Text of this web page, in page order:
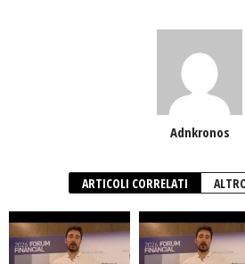
Adnkronos
ARTICOLI CORRELATI